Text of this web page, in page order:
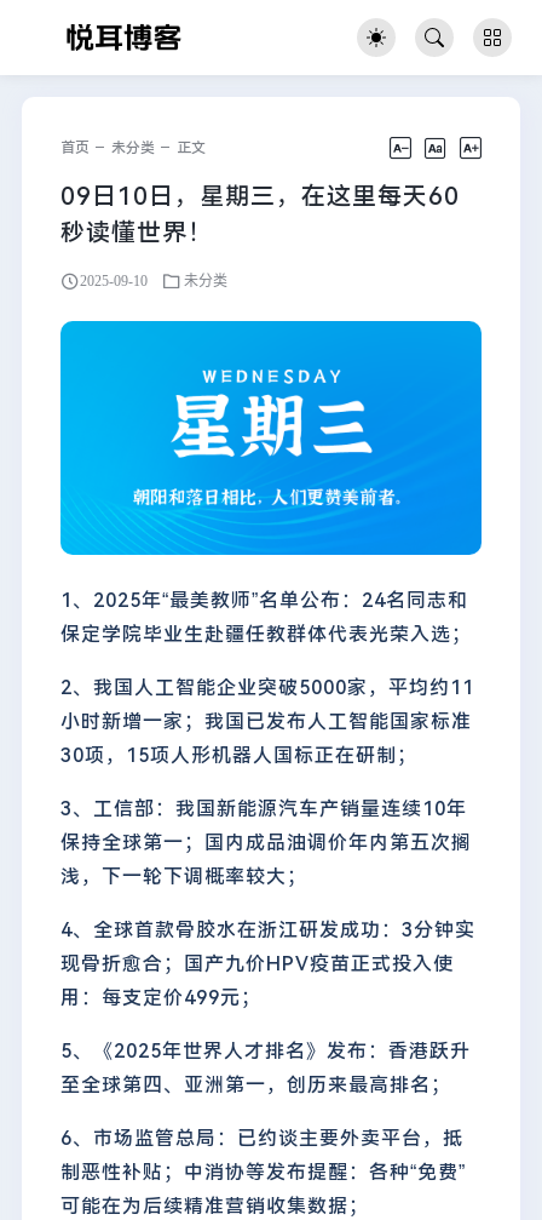
首页 未分类 正文
09日10日，星期三，在这里每天60
秒读懂世界！
2025-09-10 未分类
1、2025年“最美教师”名单公布：24名同志和
保定学院毕业生赴疆任教群体代表光荣入选；
2、我国人工智能企业突破5000家，平均约11
小时新增一家；我国已发布人工智能国家标准
30项，15项人形机器人国标正在研制；
3、工信部：我国新能源汽车产销量连续10年
保持全球第一；国内成品油调价年内第五次搁
浅，下一轮下调概率较大；
4、全球首款骨胶水在浙江研发成功：3分钟实
现骨折愈合；国产九价HPV疫苗正式投入使
用：每支定价499元；
5、《2025年世界人才排名》发布：香港跃升
至全球第四、亚洲第一，创历来最高排名；
6、市场监管总局：已约谈主要外卖平台，抵
制恶性补贴；中消协等发布提醒：各种“免费”
可能在为后续精准营销收集数据；